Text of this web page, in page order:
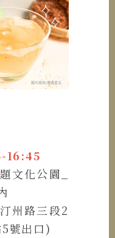
16:45
文化公園_
州路三段2
號出口)